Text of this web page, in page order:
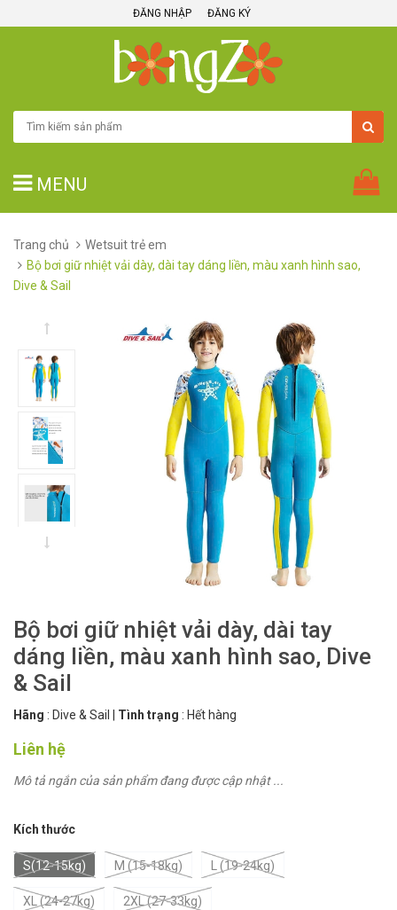
ĐĂNG NHẬP ĐĂNG KÝ
MENU
Trang chủ
Wetsuit trẻ em
Bộ bơi giữ nhiệt vải dày, dài tay dáng liền, màu xanh hình sao,
Dive & Sail
Bộ bơi giữ nhiệt vải dày, dài tay
dáng liền, màu xanh hình sao, Dive
& Sail
Hãng : Dive & Sail Tình trạng : Hết hàng
Liên hệ
Mô tả ngắn của sản phẩm đang được cập nhật ...
Kích thước
S(12-15kg) M (15-18kg) L (19-24kg)
XL (24-27kg) 2XL (27-33kg)